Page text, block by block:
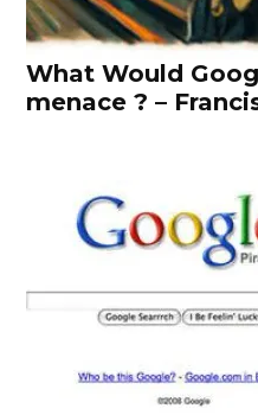
What Would
menace ? –